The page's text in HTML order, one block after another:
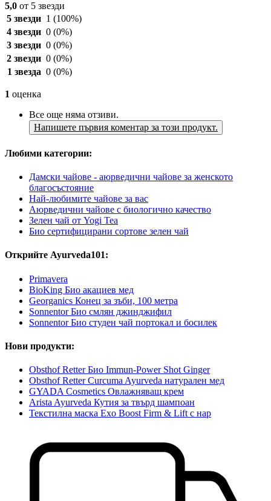
5,0 от 5 звезди
5 звезди 1 (100%)
4 звезди 0 (0%)
3 звезди 0 (0%)
2 звезди 0 (0%)
1 звезда 0 (0%)
1 оценка
Все още няма отзиви.
Напишете първия коментар за този продукт.
Любими категории:
Дамски чайове - аюрведични чайове за женското
благосъстояние
Най-любимите чайове за вас
Аюрведични чайове с биологично качество
Зелен чай от Yogi Tea
Био сертифицирани сортове зелен чай
Открийте Ayurveda101:
Primavera
BioKing Био акациев мед
Georganics Конец за зъби, 100 метра
Sonnentor Био смлян джинджифил
Sonnentor Био студен чай портокал и босилек
Нови продукти:
Obsthof Retter Био Immun-Power Shot Ginger
Obsthof Retter Curcuma Ayurveda натурален мед
GYADA Cosmetics Овлажняващ крем
Arista Ayurveda Кутия за твърд шампоан
Текстилна маска Exo Boost Firm & Lift с нар